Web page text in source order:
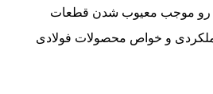
رو موجب معیوب شدن قطعات
و خواص محصولات فولادی